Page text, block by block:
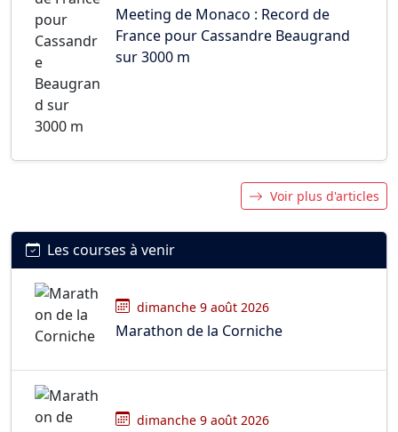
Meeting de Monaco : Record de
France pour Cassandre Beaugrand
sur 3000 m
Voir plus d'articles
Les courses à venir
dimanche 9 août 2026
Marathon de la Corniche
dimanche 9 août 2026